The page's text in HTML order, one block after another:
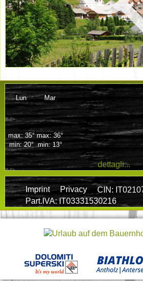
Lun Mar
max: 35°
min: 20°
max: 36°
min: 13°
dettagli...
Imprint Privacy
CIN:
Part.IVA: IT03331530216